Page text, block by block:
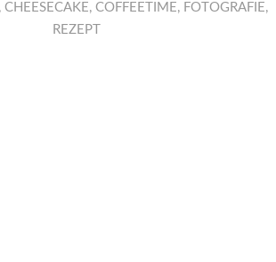
, CHEESECAKE, COFFEETIME, FOTOGRAFIE,
REZEPT